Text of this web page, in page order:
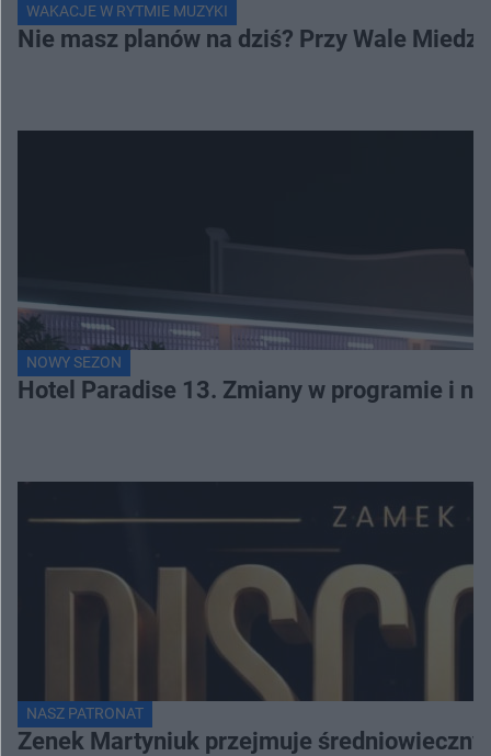
WAKACJE W RYTMIE MUZYKI
Nie masz planów na dziś? Przy Wale
NOWY SEZON
Hotel Paradise 13. Zmiany w programie i
NASZ PATRONAT
Zenek Martyniuk przejmuje